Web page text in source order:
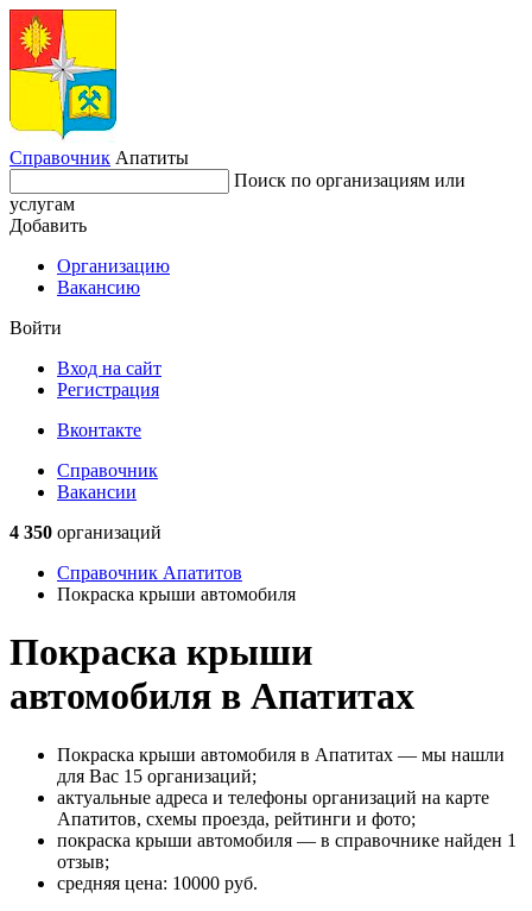
Справочник Апатиты
Поиск по организациям или
услугам
Добавить
Организацию
Вакансию
Войти
Вход на сайт
Регистрация
Вконтакте
Справочник
Вакансии
4 350 организаций
Справочник Апатитов
Покраска крыши автомобиля
Покраска крыши
автомобиля в Апатитах
Покраска крыши автомобиля в Апатитах — мы нашли
для Вас 15 организаций;
актуальные адреса и телефоны организаций на карте
Апатитов, схемы проезда, рейтинги и фото;
покраска крыши автомобиля — в справочнике найден 1
отзыв;
cредняя цена: 10000 руб.